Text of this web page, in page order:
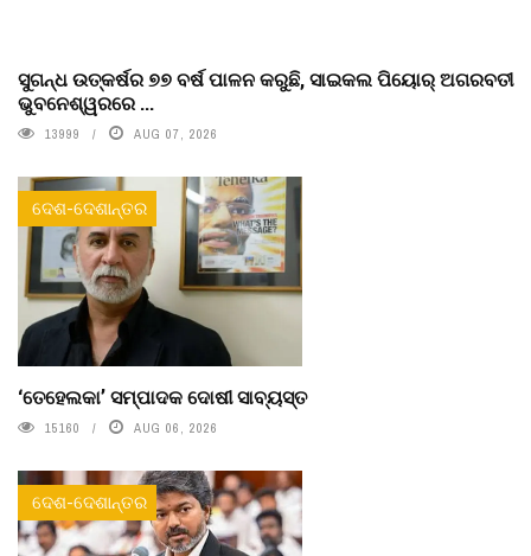
ସୁଗନ୍ଧ ଉତ୍କର୍ଷର ୭୭ ବର୍ଷ ପାଳନ କରୁଛି, ସାଇକଲ ପିୟୋର୍‌ ଅଗରବତୀ
ଭୁବନେଶ୍ୱରରେ ...
13999 AUG 07, 2026
ଦେଶ-ଦେଶାନ୍ତର
‘ତେହେଲକା’ ସମ୍ପାଦକ ଦୋଷୀ ସାବ୍ୟସ୍ତ
15160 AUG 06, 2026
ଦେଶ-ଦେଶାନ୍ତର